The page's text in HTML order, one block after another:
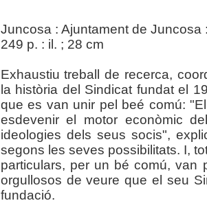
Juncosa : Ajuntament de Juncosa
249 p. : il. ; 28 cm
Exhaustiu treball de recerca,
la història del Sindicat fundat el
que es van unir pel beé comú:
esdevenir el motor econòmic
ideologies dels seus socis",
segons les seves possibilitats. I,
particulars, per un bé comú, van
orgullosos de veure que el seu
fundació.